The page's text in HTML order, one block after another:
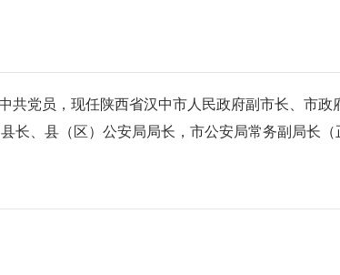
共党员，现任陕西省汉中市人民政府副市长、市政
长、县（区）公安局局长，市公安局常务副局长（